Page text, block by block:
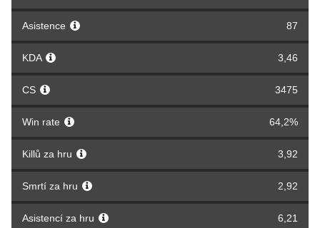
Asistence 87
KDA 3,46
CS 3475
Win rate 64,2%
Killů za hru 3,92
Smrtí za hru 2,92
Asistencí za hru 6,21